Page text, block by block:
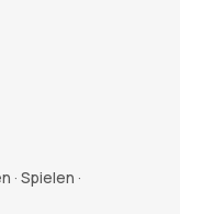
· Spielen ·